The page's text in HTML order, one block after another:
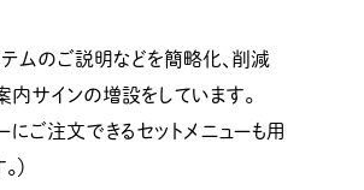
テムのご説明などを簡略化、削減
内サインの増設をしています。
にご注文できるセットメニューも用
）